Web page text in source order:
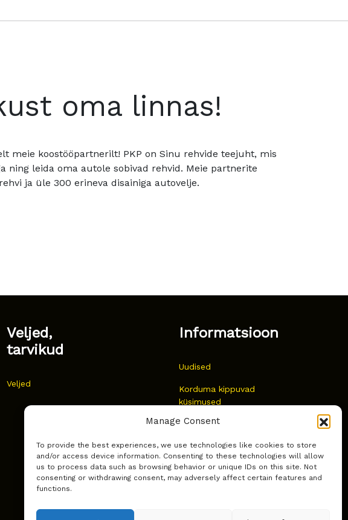
Manage Consent
To provide the best experiences, we use technologies like cookies to store
and/or access device information. Consenting to these technologies will allow
us to process data such as browsing behavior or unique IDs on this site. Not
consenting or withdrawing consent, may adversely affect certain features and
functions.
oma linnas!
meie koostööpartnerilt! PKP on Sinu rehvide teejuht, mis
leida oma autole sobivad rehvid. Meie partnerite
ja üle 300 erineva disainiga autovelje.
Veljed,
tarvikud
Veljed
Informatsioon
Uudised
Korduma kippuvad
küsimused
Kust osta?
Küpsiste poliitika